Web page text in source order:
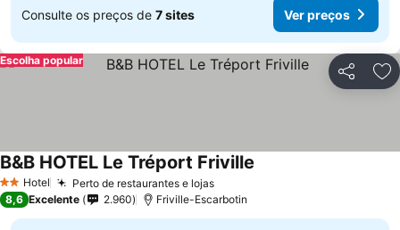
Consulte os preços de 7 sites Ver preços
Partilhar
Escolha popular
2 Estrelas
Hotel Perto de restaurantes e lojas
B&B HOTEL Le Tréport Friville
8,6 Excelente 2.960 Friville-Escarbotin